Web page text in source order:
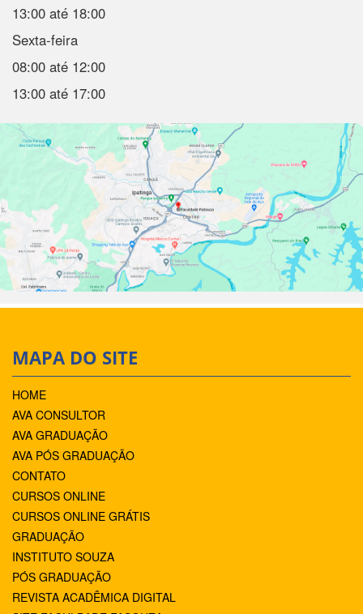
13:00 até 18:00
Sexta-feira
08:00 até 12:00
13:00 até 17:00
MAPA DO SITE
HOME
AVA CONSULTOR
AVA GRADUAÇÃO
AVA PÓS GRADUAÇÃO
CONTATO
CURSOS ONLINE
CURSOS ONLINE GRÁTIS
GRADUAÇÃO
INSTITUTO SOUZA
PÓS GRADUAÇÃO
REVISTA ACADÊMICA DIGITAL